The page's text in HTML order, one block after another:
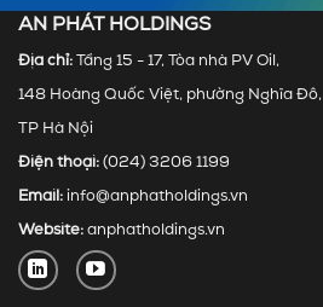
AN PHÁT HOLDINGS
Địa chỉ: Tầng 15 - 17, Tòa nhà PV Oil,
148 Hoàng Quốc Việt, phường Nghĩa Đô,
TP Hà Nội
Điện thoại: (024) 3206 1199
Email: info@anphatholdings.vn
Website: anphatholdings.vn